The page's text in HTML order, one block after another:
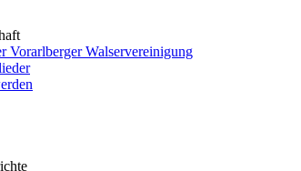
Vorarlberger Walservereinigung